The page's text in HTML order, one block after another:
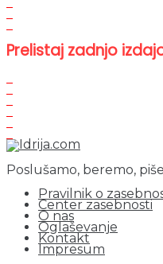
Prelistaj zadnjo
Poslušamo, beremo,
Pravilnik o
Center zasebnosti
O nas
Oglaševanje
Kontakt
Impresum